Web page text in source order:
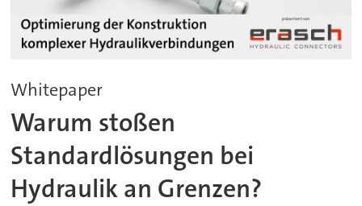
Whitepaper
Warum stoßen
Standardlösungen bei
Hydraulik an Grenzen?